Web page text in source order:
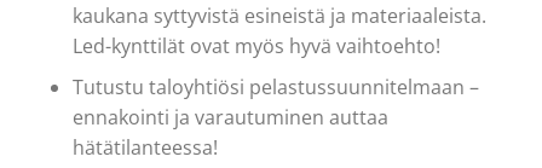
kaukana syttyvistä esineistä ja materiaaleista.
Led-kynttilät ovat myös hyvä vaihtoehto!
Tutustu taloyhtiösi pelastussuunnitelmaan –
ennakointi ja varautuminen auttaa
hätätilanteessa!